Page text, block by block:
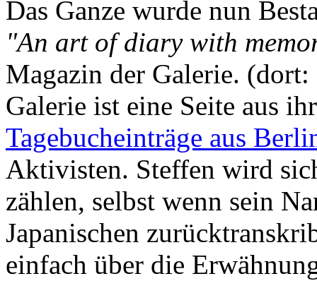
Das Ganze wurde nun
"An art of diary with
Magazin der Galerie.
Galerie ist eine Seite aus
Tagebucheinträge aus
Aktivisten. Steffen wird
zählen, selbst wenn sein
Japanischen
einfach über die